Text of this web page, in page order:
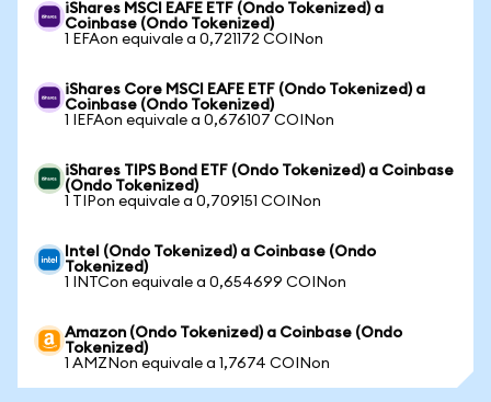
iShares MSCI EAFE ETF (Ondo Tokenized) a
Coinbase (Ondo Tokenized)
1 EFAon equivale a 0,721172 COINon
iShares Core MSCI EAFE ETF (Ondo Tokenized) a
Coinbase (Ondo Tokenized)
1 IEFAon equivale a 0,676107 COINon
iShares TIPS Bond ETF (Ondo Tokenized) a Coinbase
(Ondo Tokenized)
1 TIPon equivale a 0,709151 COINon
Intel (Ondo Tokenized) a Coinbase (Ondo
Tokenized)
1 INTCon equivale a 0,654699 COINon
Amazon (Ondo Tokenized) a Coinbase (Ondo
Tokenized)
1 AMZNon equivale a 1,7674 COINon